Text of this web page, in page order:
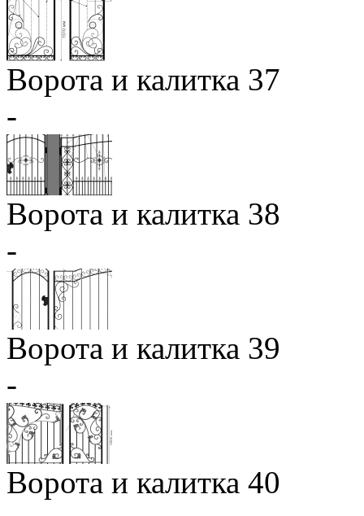
Ворота и калитка 37
-
Ворота и калитка 38
-
Ворота и калитка 39
-
Ворота и калитка 40